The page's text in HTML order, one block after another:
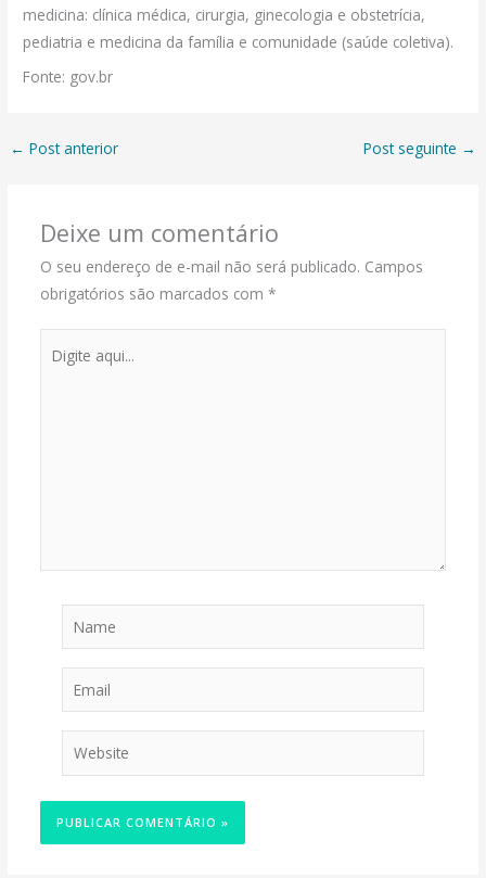
medicina: clínica médica, cirurgia, ginecologia e obstetrícia,
pediatria e medicina da família e comunidade (saúde coletiva).
Fonte: gov.br
← Post anterior Post seguinte →
Deixe um comentário
O seu endereço de e-mail não será publicado. Campos
obrigatórios são marcados com *
aqui...
Email
Website